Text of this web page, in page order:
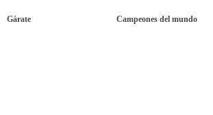
Gárate Campeones del mundo